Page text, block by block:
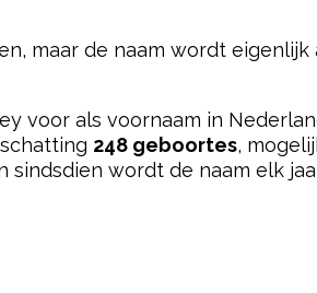
maar de naam wordt
voor als voornaam in
248 geboortes,
sindsdien wordt de naam elk